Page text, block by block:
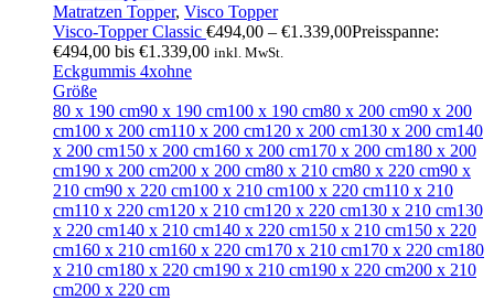
Matratzen Topper, Visco Topper
Visco-Topper Classic €494,00 – €1.339,00Preisspanne:
€494,00 bis €1.339,00 inkl. MwSt.
Eckgummis 4xohne
Größe
80 x 190 cm90 x 190 cm100 x 190 cm80 x 200 cm90 x 200
cm100 x 200 cm110 x 200 cm120 x 200 cm130 x 200 cm140
x 200 cm150 x 200 cm160 x 200 cm170 x 200 cm180 x 200
cm190 x 200 cm200 x 200 cm80 x 210 cm80 x 220 cm90 x
210 cm90 x 220 cm100 x 210 cm100 x 220 cm110 x 210
cm110 x 220 cm120 x 210 cm120 x 220 cm130 x 210 cm130
x 220 cm140 x 210 cm140 x 220 cm150 x 210 cm150 x 220
cm160 x 210 cm160 x 220 cm170 x 210 cm170 x 220 cm180
x 210 cm180 x 220 cm190 x 210 cm190 x 220 cm200 x 210
cm200 x 220 cm